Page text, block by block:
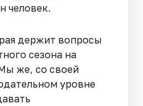
человек.
держит вопросы
сезона на
же, со своей
уровне